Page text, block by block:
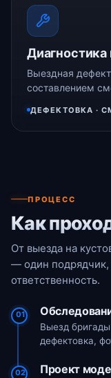
Выездная
составлением
ДЕФЕКТОВКА ·
ПРОЦЕСС
Как
От выезда на
— один подрядчик,
ответственность.
01
Выезд
дефектовка,
02 Проект